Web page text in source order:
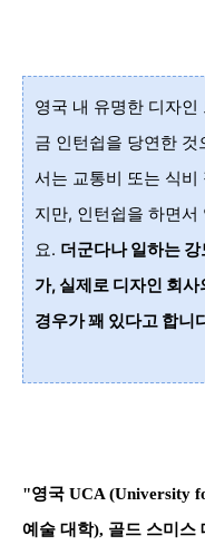
영국 내 유명한 디자
금 인턴쉽을 당연한 것
서는 교통비 또는 식비
지만, 인턴쉽을 하면
요. 더군다나 일하는
가, 실제로 디자인 회사
경우가 꽤 있다고 합니
"영국 UCA (University
예술 대학), 골드 스미스